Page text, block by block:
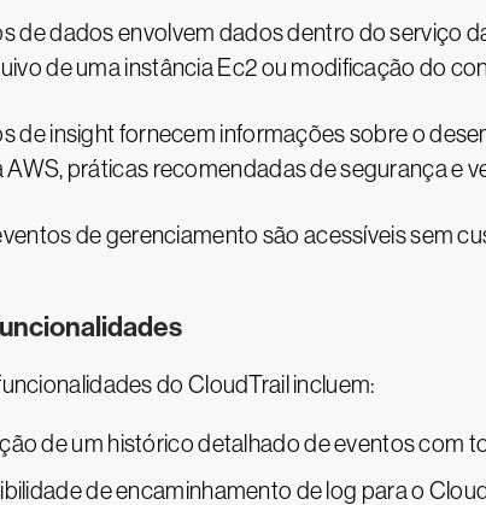
de dados envolvem dados dentro do serviço
de uma instância Ec2 ou modificação do
de insight fornecem informações sobre o
AWS, práticas recomendadas de segurança e
de gerenciamento são acessíveis sem
do CloudTrail incluem:
de um histórico detalhado de eventos com
de encaminhamento de log para o